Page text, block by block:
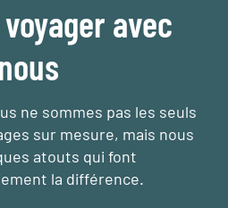
avec
ne sommes pas les seuls
sur mesure, mais nous
atouts qui font
la différence.